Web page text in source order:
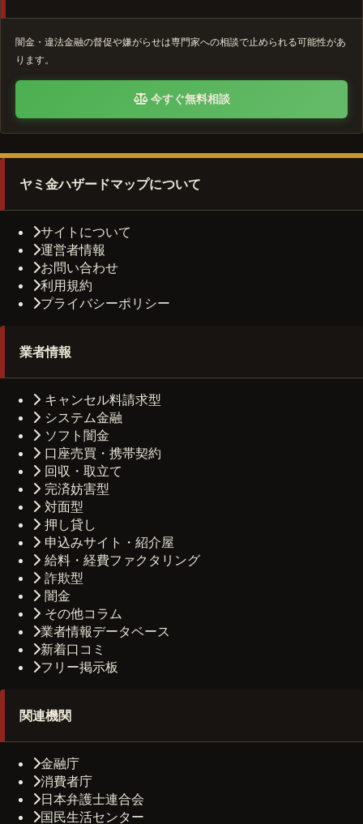
闇金・違法金融の督促や嫌がらせは専門家への相談で止められる可能性があ
ります。
今すぐ無料相談
ヤミ金ハザードマップについて
サイトについて
運営者情報
お問い合わせ
利用規約
プライバシーポリシー
業者情報
キャンセル料請求型
システム金融
ソフト闇金
口座売買・携帯契約
回収・取立て
完済妨害型
対面型
押し貸し
申込みサイト・紹介屋
給料・経費ファクタリング
詐欺型
闇金
その他コラム
業者情報データベース
新着口コミ
フリー掲示板
関連機関
金融庁
消費者庁
日本弁護士連合会
国民生活センター